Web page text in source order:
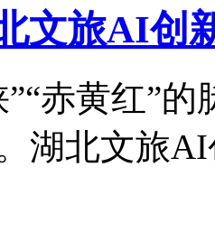
文旅AI创
”“赤黄红”
湖北文旅